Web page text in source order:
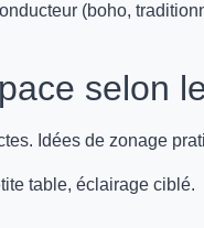
(boho,
selon
Idées de zonage
table, éclairage ciblé.